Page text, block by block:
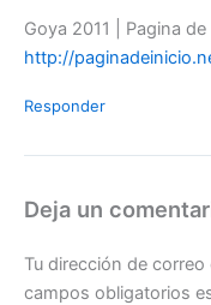
Goya 2011 | Pagina
http://
Responder
Deja un
Tu dirección de
campos obligatorios